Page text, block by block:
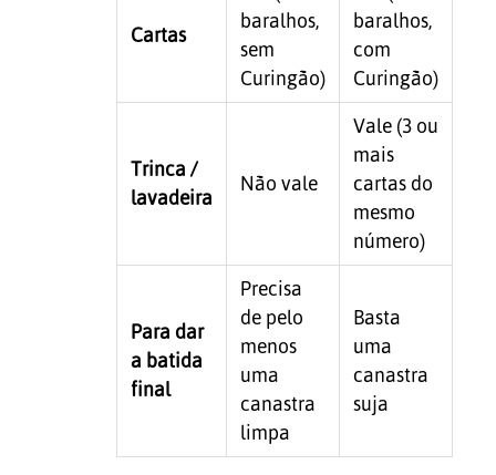
Cartas
baralhos,
sem
Curingão)
baralhos,
com
Curingão)
Trinca /
lavadeira
Não vale
Vale (3 ou
mais
cartas do
mesmo
número)
Para dar
a batida
final
Precisa
de pelo
menos
uma
canastra
limpa
Basta
uma
canastra
suja